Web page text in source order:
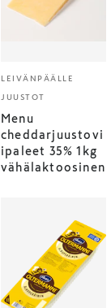
LEIVÄNPÄÄLLE
JUUSTOT
Menu
cheddarjuustovi
ipaleet 35% 1kg
vähälaktoosinen